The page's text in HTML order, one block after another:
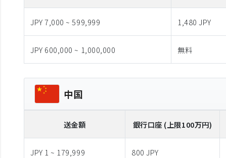
JPY 7,000 ~ 599,999 1,480 JPY
JPY 600,000 ~ 1,000,000 無料
中国
送金額 銀行口座 (上限100万円)
JPY 1 ~ 179,999 800 JPY